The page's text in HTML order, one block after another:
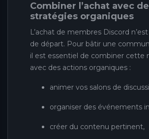
Combiner l’achat avec
stratégies organiques
L’achat de membres Discord
de départ. Pour bâtir une
il est essentiel de combiner cette
avec des actions organiques :
animer vos salons de
organiser des événements
créer du contenu pertinent,